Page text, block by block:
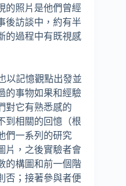
的照片是他們曾經
後訪談中，約有半
的過程中有既視感
以記憶觀點出發並
的事物如果和經驗
對它有熟悉感的
到相關的回憶（根
們一系列的研究
片，之後實驗者會
的構圖和前一個階
否；接著參與者便